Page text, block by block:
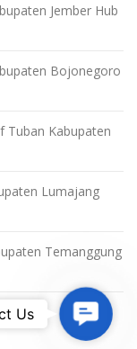
Jember Hub
Bojonegoro
Tuban Kabupaten
Lumajang
Temanggung
Contact
Us